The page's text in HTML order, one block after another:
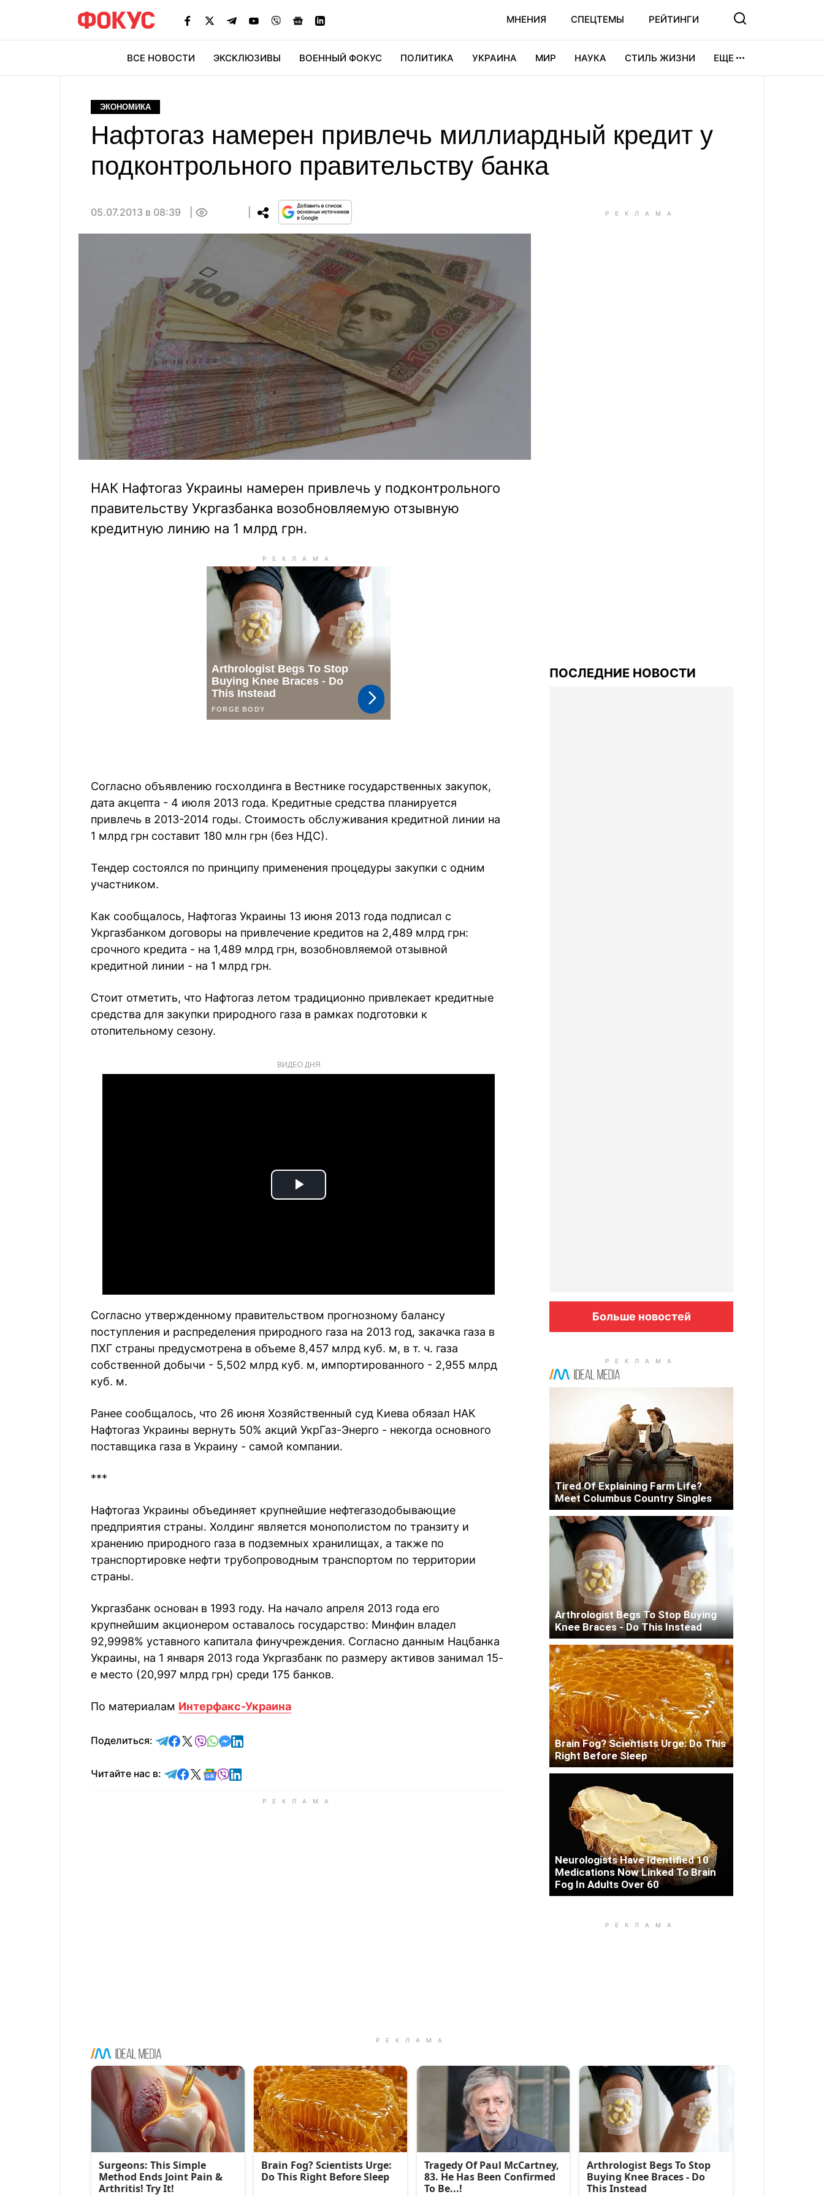
МНЕНИЯ СПЕЦТЕМЫ РЕЙТИНГИ
ВСЕ НОВОСТИ ЭКСКЛЮЗИВЫ ВОЕННЫЙ ФОКУС ПОЛИТИКА УКРАИНА МИР НАУКА СТИЛЬ ЖИЗНИ ЕЩЕ
ЭКОНОМИКА
Нафтогаз намерен привлечь миллиардный кредит у
подконтрольного правительству банка
05.07.2013 в 08:39
НАК Нафтогаз Украины намерен привлечь у подконтрольного
правительству Укргазбанка возобновляемую отзывную
кредитную линию на 1 млрд грн.
Согласно объявлению госхолдинга в Вестнике государственных закупок,
дата акцепта - 4 июля 2013 года. Кредитные средства планируется
привлечь в 2013-2014 годы. Стоимость обслуживания кредитной линии на
1 млрд грн составит 180 млн грн (без НДС).
Тендер состоялся по принципу применения процедуры закупки с одним
участником.
Как сообщалось, Нафтогаз Украины 13 июня 2013 года подписал с
Укргазбанком договоры на привлечение кредитов на 2,489 млрд грн:
срочного кредита - на 1,489 млрд грн, возобновляемой отзывной
кредитной линии - на 1 млрд грн.
Стоит отметить, что Нафтогаз летом традиционно привлекает кредитные
средства для закупки природного газа в рамках подготовки к
отопительному сезону.
ВИДЕО ДНЯ
Play
Согласно утвержденному правительством прогнозному балансу
поступления и распределения природного газа на 2013 год, закачка газа в
ПХГ страны предусмотрена в объеме 8,457 млрд куб. м, в т. ч. газа
собственной добычи - 5,502 млрд куб. м, импортированного - 2,955 млрд
куб. м.
Ранее сообщалось, что 26 июня Хозяйственный суд Киева обязал НАК
Нафтогаз Украины вернуть 50% акций УкрГаз-Энерго - некогда основного
поставщика газа в Украину - самой компании.
***
Нафтогаз Украины объединяет крупнейшие нефтегазодобывающие
предприятия страны. Холдинг является монополистом по транзиту и
хранению природного газа в подземных хранилищах, а также по
транспортировке нефти трубопроводным транспортом по территории
страны.
Укргазбанк основан в 1993 году. На начало апреля 2013 года его
крупнейшим акционером оставалось государство: Минфин владел
92,9998% уставного капитала финучреждения. Согласно данным Нацбанка
Украины, на 1 января 2013 года Укргазбанк по размеру активов занимал 15-
е место (20,997 млрд грн) среди 175 банков.
По материалам Интерфакс-Украина
Поделиться: отправить в Telegram
поделиться в Facebook
поделиться в X
отправить в Viber
отправить в Whatsapp
отправить в Messenger
отправить в LinkedIn
Читайте нас в: Читайте в Telegram
Читайте в Facebook
Читайте в X
Читайте в Google news
Читайте в Viber
Читайте в LinkedIn
ПОСЛЕДНИЕ НОВОСТИ
Больше новостей